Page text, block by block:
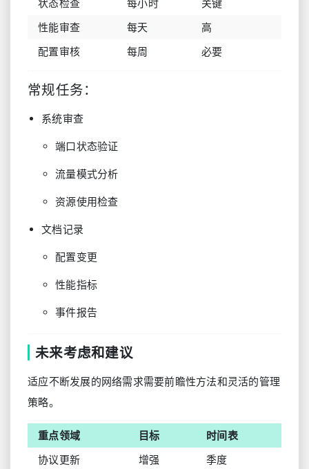
状态检查
每小时
关键
性能审查
每天
高
配置审核
每周 必要
常规任务：
系统审查
端口状态验证
流量模式分析
资源使用检查
文档记录
配置变更
性能指标
事件报告
未来考虑和建议
适应不断发展的网络需求需要前瞻性方法和灵活的管理
策略。
重点领域 目标
时间表
协议更新
增强 季度